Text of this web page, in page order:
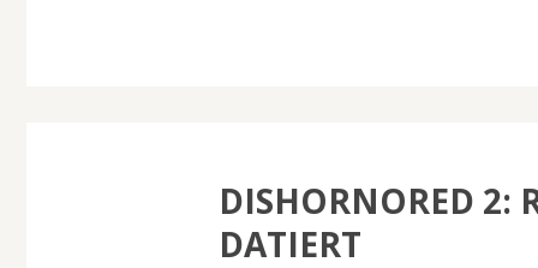
DISHORNORED 2:
DATIERT